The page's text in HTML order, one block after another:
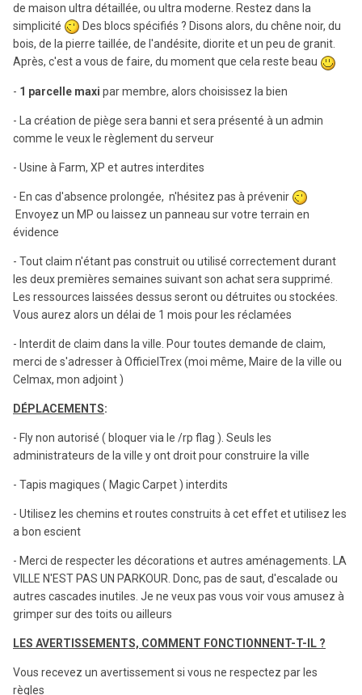
de maison ultra détaillée, ou ultra moderne. Restez dans la
simplicité
Des blocs spécifiés ? Disons alors, du chêne noir, du
bois, de la pierre taillée, de l'andésite, diorite et un peu de granit.
Après, c'est a vous de faire, du moment que cela reste beau
- 1 parcelle maxi par membre, alors choisissez la bien
- La création de piège sera banni et sera présenté à un admin
comme le veux le règlement du serveur
- Usine à Farm, XP et autres interdites
- En cas d'absence prolongée, n'hésitez pas à prévenir
Envoyez un MP ou laissez un panneau sur votre terrain en
évidence
- Tout claim n'étant pas construit ou utilisé correctement durant
les deux premières semaines suivant son achat sera supprimé.
Les ressources laissées dessus seront ou détruites ou stockées.
Vous aurez alors un délai de 1 mois pour les réclamées
- Interdit de claim dans la ville. Pour toutes demande de claim,
merci de s'adresser à OfficielTrex (moi même, Maire de la ville ou
Celmax, mon adjoint )
DÉPLACEMENTS:
- Fly non autorisé ( bloquer via le /rp flag ). Seuls les
administrateurs de la ville y ont droit pour construire la ville
- Tapis magiques ( Magic Carpet ) interdits
- Utilisez les chemins et routes construits à cet effet et utilisez les
a bon escient
- Merci de respecter les décorations et autres aménagements. LA
VILLE N'EST PAS UN PARKOUR. Donc, pas de saut, d'escalade ou
autres cascades inutiles. Je ne veux pas vous voir vous amusez à
grimper sur des toits ou ailleurs
LES AVERTISSEMENTS, COMMENT FONCTIONNENT-T-IL ?
Vous recevez un avertissement si vous ne respectez par les
règles